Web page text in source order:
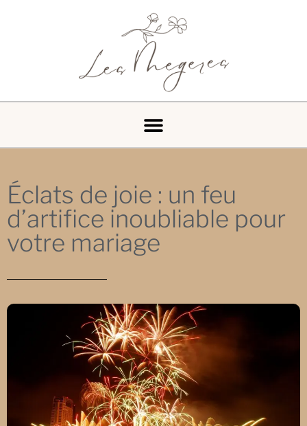
Éclats de joie : un feu
d’artifice inoubliable pour
votre mariage